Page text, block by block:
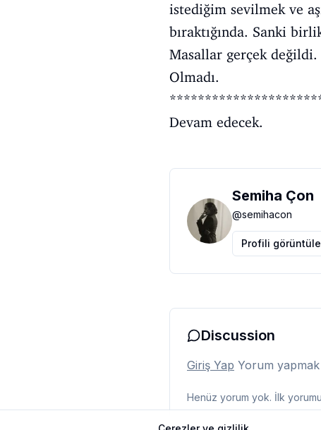
istediğim sevilmek ve
bıraktığında. Sanki
Masallar gerçek değildi.
Olmadı.
Devam edecek.
Semiha Çon
@semihacon
Profili görüntüle
Discussion
Giriş Yap Yorum yapmak
Henüz yorum yok. İlk